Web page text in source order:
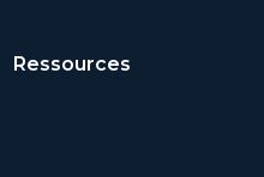
Ressources